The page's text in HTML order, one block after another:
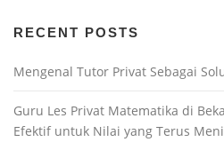
RECENT POSTS
Mengenal Tutor Privat Sebagai
Guru Les Privat Matematika di
Efektif untuk Nilai yang Terus